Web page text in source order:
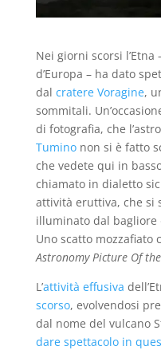
Nei giorni scorsi
d’Europa – ha dato
dal cratere Voragine,
sommitali.
di fotografia, che
Tuminonon si è fatto
che vedete qui in
chiamato in dialetto
attività eruttiva, che si
illuminato dal bagliore
Uno scatto mozzafiato
Astronomy Picture Of
L’attività effusiva
scorso, evolvendosi
dal nome del vulcano
dare spettacolo in